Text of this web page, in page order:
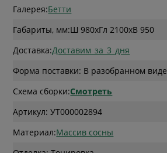
Галерея:Бетти
Габариты, мм:Ш 980xГл 2100xВ 950
Доставка:Доставим_за_3_дня
Форма поставки: В разобранном виде
Схема сборки:Смотреть
Артикул: УТ000002894
Материал:Массив сосны